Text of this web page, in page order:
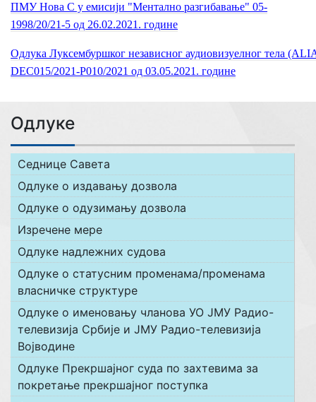
Одлуке
Седнице Савета
Одлуке о издавању дозвола
Одлуке о одузимању дозвола
Изречене мере
Одлуке надлежних судова
Одлуке о статусним променама/променама
власничке структуре
Одлуке о именовању чланова УО ЈМУ Радио-
телевизија Србије и ЈМУ Радио-телевизија
Војводине
Одлуке Прекршајног суда по захтевима за
покретање прекршајног поступка
ПМУ Нова С у емисији "Ментално разгибавање" 05-
1998/20/21-5 од 26.02.2021. године
Одлука Луксембуршког независног аудиовизуелног тела
DEC015/2021-P010/2021 од 03.05.2021. године